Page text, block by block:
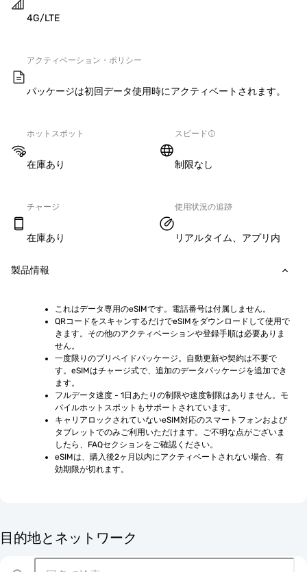
4G/LTE
アクティベーション・ポリシー
パッケージは初回データ使用時にアクティベートされます。
ホットスポット
在庫あり
スピード
制限なし
チャージ
在庫あり
使用状況の追跡
リアルタイム、アプリ内
製品情報
これはデータ専用のeSIMです。電話番号は付属しません。
QRコードをスキャンするだけでeSIMをダウンロードして使用で
きます。その他のアクティベーションや登録手順は必要ありま
せん。
一度限りのプリペイドパッケージ。自動更新や契約は不要で
す。eSIMはチャージ式で、追加のデータパッケージを追加でき
ます。
フルデータ速度 - 1日あたりの制限や速度制限はありません。モ
バイルホットスポットもサポートされています。
キャリアロックされていないeSIM対応のスマートフォンおよび
タブレットでのみご利用いただけます。ご不明な点がございま
したら、FAQセクションをご確認ください。
eSIMは、購入後2ヶ月以内にアクティベートされない場合、有
効期限が切れます。
目的地とネットワーク